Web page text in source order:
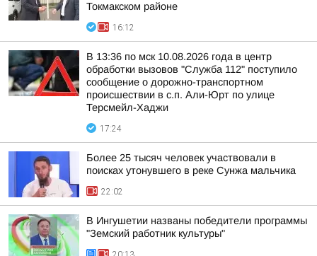
Токмакском районе
16:12
В 13:36 по мск 10.08.2026 года в центр
обработки вызовов "Служба 112" поступило
сообщение о дорожно-транспортном
происшествии в с.п. Али-Юрт по улице
Терсмейл-Хаджи
17:24
Более 25 тысяч человек участвовали в
поисках утонувшего в реке Сунжа мальчика
22:02
В Ингушетии названы победители программы
"Земский работник культуры"